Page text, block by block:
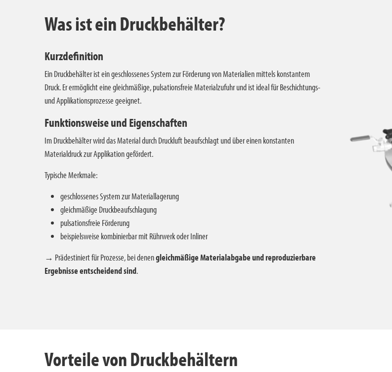
Was ist ein Druckbehälter?
Kurzdefinition
Ein Druckbehälter ist ein geschlossenes System zur Förderung von Materialien mittels konstantem
Druck. Er ermöglicht eine gleichmäßige, pulsationsfreie Materialzufuhr und ist ideal für Beschichtungs-
und Applikationsprozesse geeignet.
Funktionsweise und Eigenschaften
Im Druckbehälter wird das Material durch Druckluft beaufschlagt und über einen konstanten
Materialdruck zur Applikation gefördert.
Typische Merkmale:
geschlossenes System zur Materiallagerung
gleichmäßige Druckbeaufschlagung
pulsationsfreie Förderung
beispielsweise kombinierbar mit Rührwerk oder Inliner
→ Prädestiniert für Prozesse, bei denengleichmäßige Materialabgabe und reproduzierbare
Ergebnisse entscheidend sind.
Vorteile von Druckbehältern